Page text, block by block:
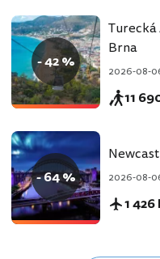
- 42 %
Turecká
Brna
2026-08-
11
- 64 % 2026-08-
1 426